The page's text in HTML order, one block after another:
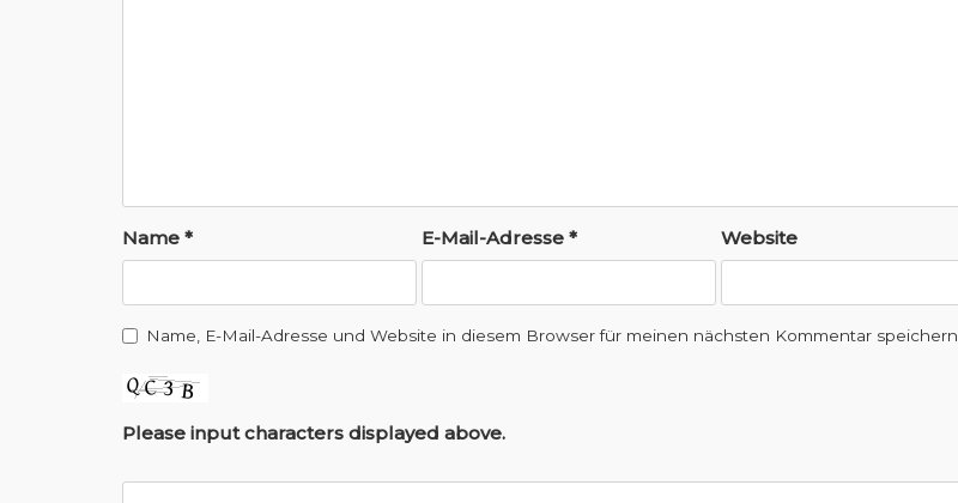
i
a
t
i
o
n
Name * E-Mail-Adresse * Website
Name, E-Mail-Adresse und Website in diesem Browser für meinen nächsten Kommentar speichern.
Please input characters displayed above.